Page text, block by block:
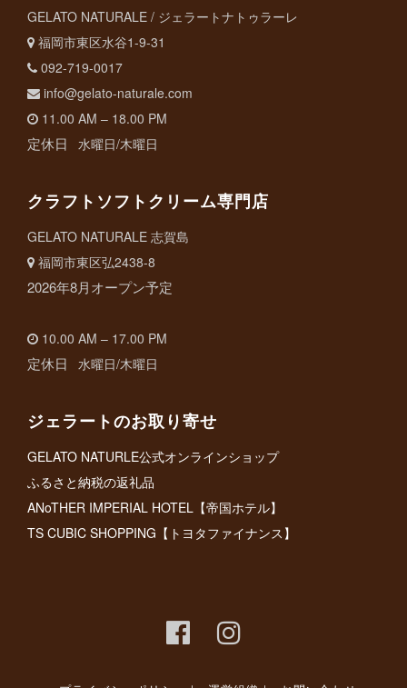
GELATO NATURALE / ジェラートナトゥラーレ
福岡市東区水谷1-9-31
092-719-0017
info@gelato-naturale.com
11.00 AM – 18.00 PM
定休日 水曜日/木曜日
クラフトソフトクリーム専門店
GELATO NATURALE 志賀島
福岡市東区弘2438-8
2026年8月オープン予定
10.00 AM – 17.00 PM
定休日 水曜日/木曜日
ジェラートのお取り寄せ
GELATO NATURLE公式オンラインショップ
ふるさと納税の返礼品
ANoTHER IMPERIAL HOTEL【帝国ホテル】
TS CUBIC SHOPPING【トヨタファイナンス】